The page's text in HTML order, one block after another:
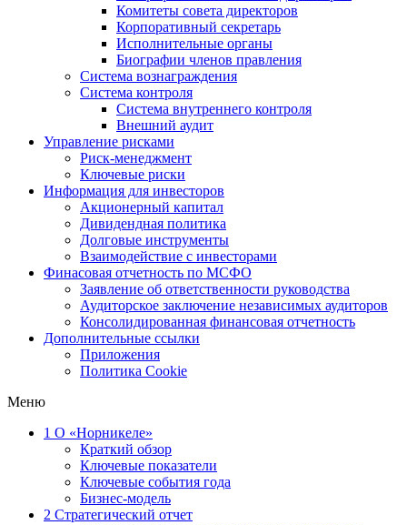
Комитеты совета директоров
Корпоративный секретарь
Исполнительные органы
Биографии членов правления
Система вознаграждения
Система контроля
Система внутреннего контроля
Внешний аудит
Управление рисками
Риск-менеджмент
Ключевые риски
Информация для инвесторов
Акционерный капитал
Дивидендная политика
Долговые инструменты
Взаимодействие с инвеcторами
Финасовая отчетность по МСФО
Заявление об ответственности руководства
Аудиторское заключение независимых аудиторов
Консолидированная финансовая отчетность
Дополнительные ссылки
Приложения
Политика Cookie
Меню
1 О «Норникеле»
Краткий обзор
Ключевые показатели
Ключевые события года
Бизнес-модель
2 Стратегический отчет